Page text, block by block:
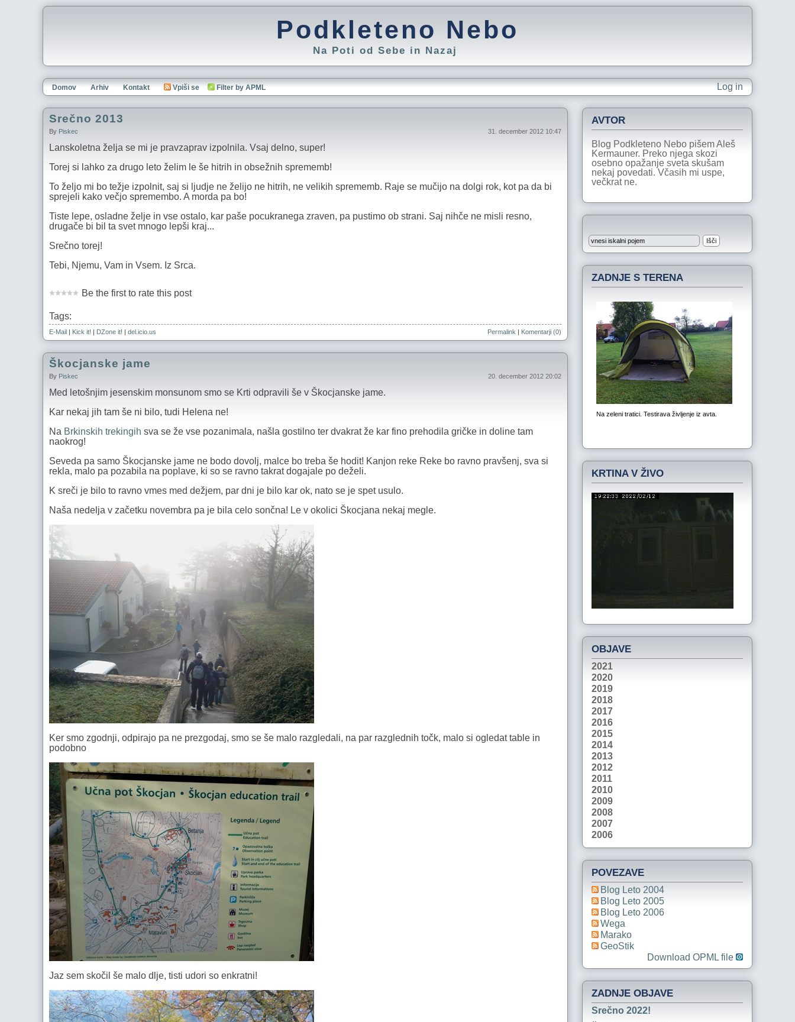
Podkleteno Nebo
Na Poti od Sebe in Nazaj
Log in
Domov Arhiv Kontakt Vpiši se Filter by APML
Srečno 2013
By Piskec 31. december 2012 10:47
Lanskoletna želja se mi je pravzaprav izpolnila. Vsaj delno, super!
Torej si lahko za drugo leto želim le še hitrih in obsežnih sprememb!
To željo mi bo težje izpolnit, saj si ljudje ne želijo ne hitrih, ne velikih sprememb. Raje se mučijo na dolgi rok, kot pa da bi
sprejeli kako večjo spremembo. A morda pa bo!
Tiste lepe, osladne želje in vse ostalo, kar paše pocukranega zraven, pa pustimo ob strani. Saj nihče ne misli resno,
drugače bi bil ta svet mnogo lepši kraj...
Srečno torej!
Tebi, Njemu, Vam in Vsem. Iz Srca.
Be the first to rate this post
Tags:
E-Mail | Kick it! | DZone it! | del.icio.us Permalink | Komentarji (0)
Škocjanske jame
By Piskec 20. december 2012 20:02
Med letošnjim jesenskim monsunom smo se Krti odpravili še v Škocjanske jame.
Kar nekaj jih tam še ni bilo, tudi Helena ne!
Na Brkinskih trekingih sva se že vse pozanimala, našla gostilno ter dvakrat že kar fino prehodila gričke in doline tam
naokrog!
Seveda pa samo Škocjanske jame ne bodo dovolj, malce bo treba še hodit! Kanjon reke Reke bo ravno pravšenj, sva si
rekla, malo pa pozabila na poplave, ki so se ravno takrat dogajale po deželi.
K sreči je bilo to ravno vmes med dežjem, par dni je bilo kar ok, nato se je spet usulo.
Naša nedelja v začetku novembra pa je bila celo sončna! Le v okolici Škocjana nekaj megle.
Ker smo zgodnji, odpirajo pa ne prezgodaj, smo se še malo razgledali, na par razglednih točk, malo si ogledat table in
podobno
Jaz sem skočil še malo dlje, tisti udori so enkratni!
AVTOR
Blog Podkleteno Nebo pišem Aleš
Kermauner. Preko njega skozi
osebno opažanje sveta skušam
nekaj povedati. Včasih mi uspe,
večkrat ne.
ZADNJE S TERENA
KRTINA V ŽIVO
OBJAVE
2021
2020
2019
2018
2017
2016
2015
2014
2013
2012
2011
2010
2009
2008
2007
2006
POVEZAVE
Blog Leto 2004
Blog Leto 2005
Blog Leto 2006
Wega
Marako
GeoStik
Download OPML file
ZADNJE OBJAVE
Srečno 2022!